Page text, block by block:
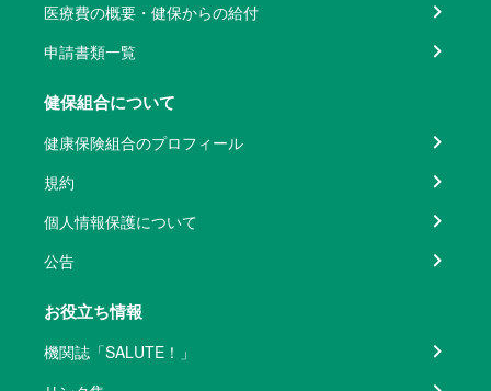
医療費の概要・健保からの給付
申請書類一覧
健保組合について
健康保険組合のプロフィール
規約
個人情報保護について
公告
お役立ち情報
機関誌「SALUTE！」